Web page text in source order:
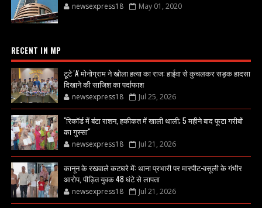
newsexpress18 May 01, 2020
RECENT IN MP
टूटे 'A' मोनोग्राम ने खोला हत्या का राज: हाईवा से कुचलकर सड़क हादसा
दिखाने की साजिश का पर्दाफाश
newsexpress18 Jul 25, 2026
"रिकॉर्ड में बंटा राशन, हकीकत में खाली थाली; 5 महीने बाद फूटा गरीबों
का गुस्सा"
newsexpress18 Jul 21, 2026
कानून के रखवाले कटघरे में: थाना प्रभारी पर मारपीट-वसूली के गंभीर
आरोप, पीड़ित युवक 48 घंटे से लापता
newsexpress18 Jul 21, 2026